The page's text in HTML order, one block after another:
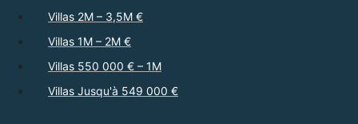
Villas 2M – 3,5M €
Villas 1M – 2M €
Villas 550 000 € – 1M
Villas Jusqu'à 549 000 €